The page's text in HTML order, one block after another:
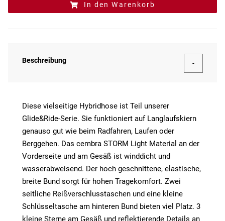
In den Warenkorb
Beschreibung
Diese vielseitige Hybridhose ist Teil unserer
Glide&Ride-Serie. Sie funktioniert auf Langlaufskiern
genauso gut wie beim Radfahren, Laufen oder
Berggehen. Das cembra STORM Light Material an der
Vorderseite und am Gesäß ist winddicht und
wasserabweisend. Der hoch geschnittene, elastische,
breite Bund sorgt für hohen Tragekomfort. Zwei
seitliche Reißverschlusstaschen und eine kleine
Schlüsseltasche am hinteren Bund bieten viel Platz. 3
kleine Sterne am Gesäß und reflektierende Details an